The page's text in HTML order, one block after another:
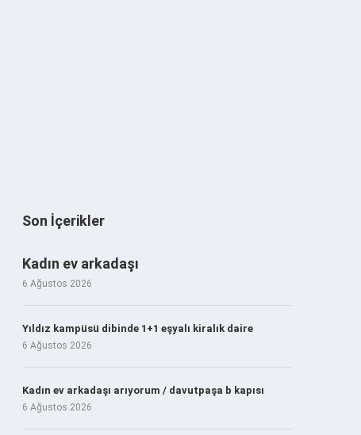
Son İçerikler
Kadın ev arkadaşı
6 Ağustos 2026
Yıldız kampüsü dibinde 1+1 eşyalı kiralık daire
6 Ağustos 2026
Kadın ev arkadaşı arıyorum / davutpaşa b kapısı
6 Ağustos 2026